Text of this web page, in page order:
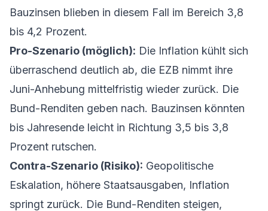
Bauzinsen blieben in diesem Fall im Bereich 3,8
bis 4,2 Prozent.
Pro-Szenario (möglich): Die Inflation kühlt sich
überraschend deutlich ab, die EZB nimmt ihre
Juni-Anhebung mittelfristig wieder zurück. Die
Bund-Renditen geben nach. Bauzinsen könnten
bis Jahresende leicht in Richtung 3,5 bis 3,8
Prozent rutschen.
Contra-Szenario (Risiko): Geopolitische
Eskalation, höhere Staatsausgaben, Inflation
springt zurück. Die Bund-Renditen steigen,